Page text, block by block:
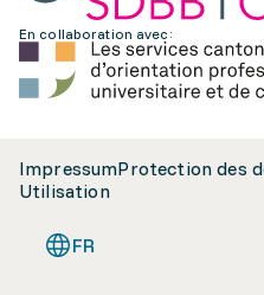
En collaboration avec:
ImpressumProtection des
Utilisation
FR